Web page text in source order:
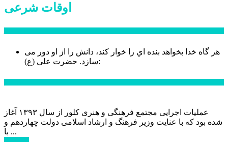
اوقات شرعی
هر گاه خدا بخواهد بنده اي را خوار كند، دانش را از او دور می
سازد.حضرت علی (ع):
عملیات اجرایی مجتمع فرهنگی و هنری کلور از سال ۱۳۹۳ آغاز
شده بود که با عنایت وزیر فرهنگ و ارشاد اسلامی دولت چهاردهم و
با ...